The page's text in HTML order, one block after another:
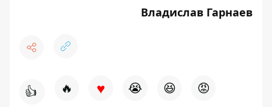
Владислав Гарнаев
👍 🔥 ♥ 😭 😆 😡